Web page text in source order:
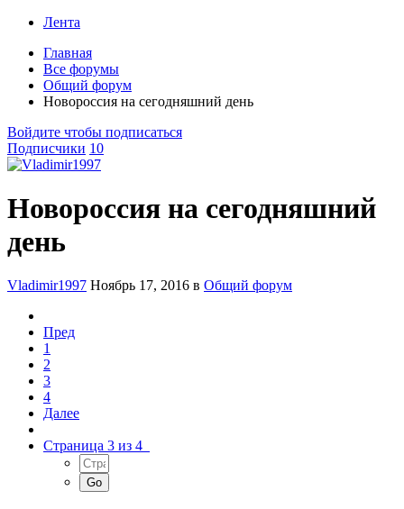
Лента
Главная
Все форумы
Общий форум
Новороссия на сегодняшний день
Войдите чтобы подписаться
Подписчики 10
Новороссия на сегодняшний
день
Vladimir1997 Ноябрь 17, 2016 в Общий форум
Пред
1
2
3
4
Далее
Страница 3 из 4